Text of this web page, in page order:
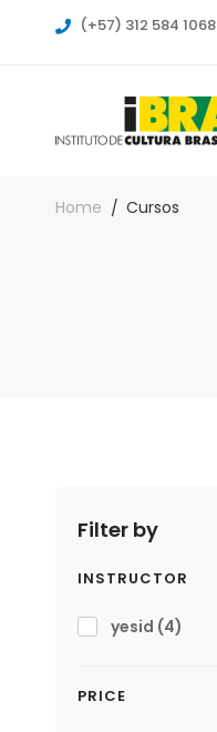
(+57) 312 584 1068
Home Cursos
Filter by
INSTRUCTOR
yesid (4)
PRICE